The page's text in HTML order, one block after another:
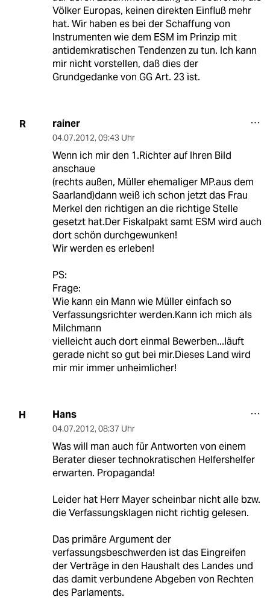
Völker Europas, keinen direkten Einfluß mehr
hat. Wir haben es bei der Schaffung von
Instrumenten wie dem ESM im Prinzip mit
antidemkratischen Tendenzen zu tun. Ich kann
mir nicht vorstellen, daß dies der
Grundgedanke von GG Art. 23 ist.
R rainer
04.07.2012, 09:43 Uhr
Wenn ich mir den 1.Richter auf Ihren Bild
anschaue
(rechts außen, Müller ehemaliger MP.aus dem
Saarland)dann weiß ich schon jetzt das Frau
Merkel den richtigen an die richtige Stelle
gesetzt hat.Der Fiskalpakt samt ESM wird auch
dort schön durchgewunken!
Wir werden es erleben!
PS:
Frage:
Wie kann ein Mann wie Müller einfach so
Verfassungsrichter werden.Kann ich mich als
Milchmann
vielleicht auch dort einmal Bewerben...läuft
gerade nicht so gut bei mir.Dieses Land wird
mir mir immer unheimlicher!
H Hans
04.07.2012, 08:37 Uhr
Was will man auch für Antworten von einem
Berater dieser technokratischen Helfershelfer
erwarten. Propaganda!
Leider hat Herr Mayer scheinbar nicht alle bzw.
die Verfassungsklagen nicht richtig gelesen.
Das primäre Argument der
verfassungsbeschwerden ist das Eingreifen
der Verträge in den Haushalt des Landes und
das damit verbundene Abgeben von Rechten
des Parlaments.